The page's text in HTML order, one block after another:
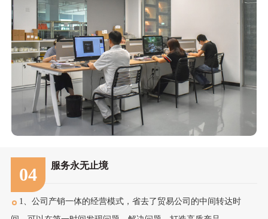
04 服务永无止境
1、公司产销一体的经营模式，省去了贸易公司的中间转达时